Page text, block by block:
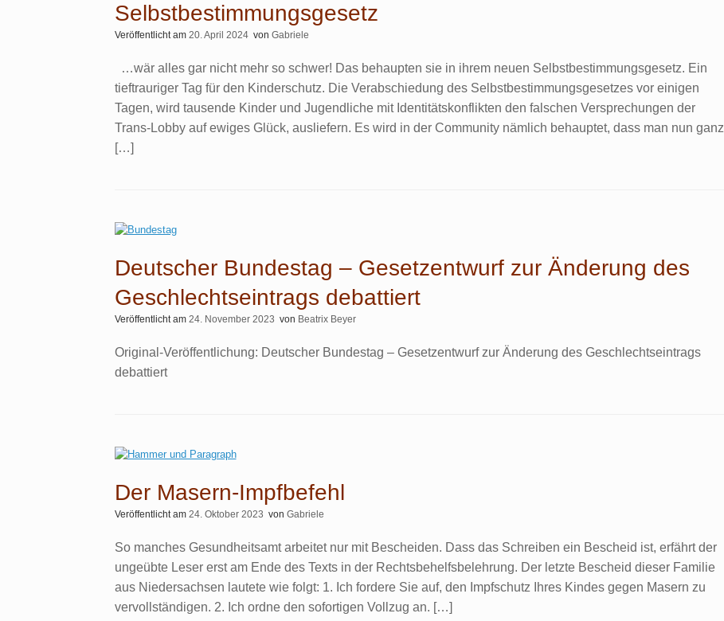
Selbstbestimmungsgesetz
Veröffentlicht am 20. April 2024 von Gabriele
…wär alles gar nicht mehr so schwer! Das behaupten sie in ihrem neuen Selbstbestimmungsgesetz. Ein
tieftrauriger Tag für den Kinderschutz. Die Verabschiedung des Selbstbestimmungsgesetzes vor einigen
Tagen, wird tausende Kinder und Jugendliche mit Identitätskonflikten den falschen Versprechungen der
Trans-Lobby auf ewiges Glück, ausliefern. Es wird in der Community nämlich behauptet, dass man nun ganz
[…]
Deutscher Bundestag – Gesetzentwurf zur Änderung des
Geschlechts­eintrags debattiert
Veröffentlicht am 24. November 2023 von Beatrix Beyer
Original-Veröffentlichung: Deutscher Bundestag – Gesetzentwurf zur Änderung des Geschlechts­eintrags
debattiert
Der Masern-Impfbefehl
Veröffentlicht am 24. Oktober 2023 von Gabriele
So manches Gesundheitsamt arbeitet nur mit Bescheiden. Dass das Schreiben ein Bescheid ist, erfährt der
ungeübte Leser erst am Ende des Texts in der Rechtsbehelfsbelehrung. Der letzte Bescheid dieser Familie
aus Niedersachsen lautete wie folgt: 1. Ich fordere Sie auf, den Impfschutz Ihres Kindes gegen Masern zu
vervollständigen. 2. Ich ordne den sofortigen Vollzug an. […]